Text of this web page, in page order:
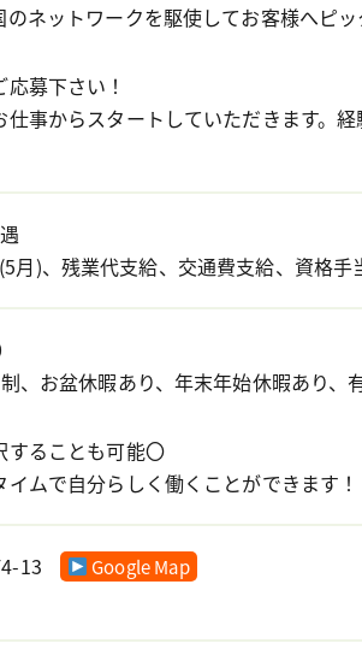
ネットワークを駆使してお客様へピッ
募下さい！
事からスタートしていただきます。
月)、残業代支給、交通費支給、資格手
、お盆休暇あり、年末年始休暇あり、
することも可能〇
ムで自分らしく働くことができます！
13 Google Map